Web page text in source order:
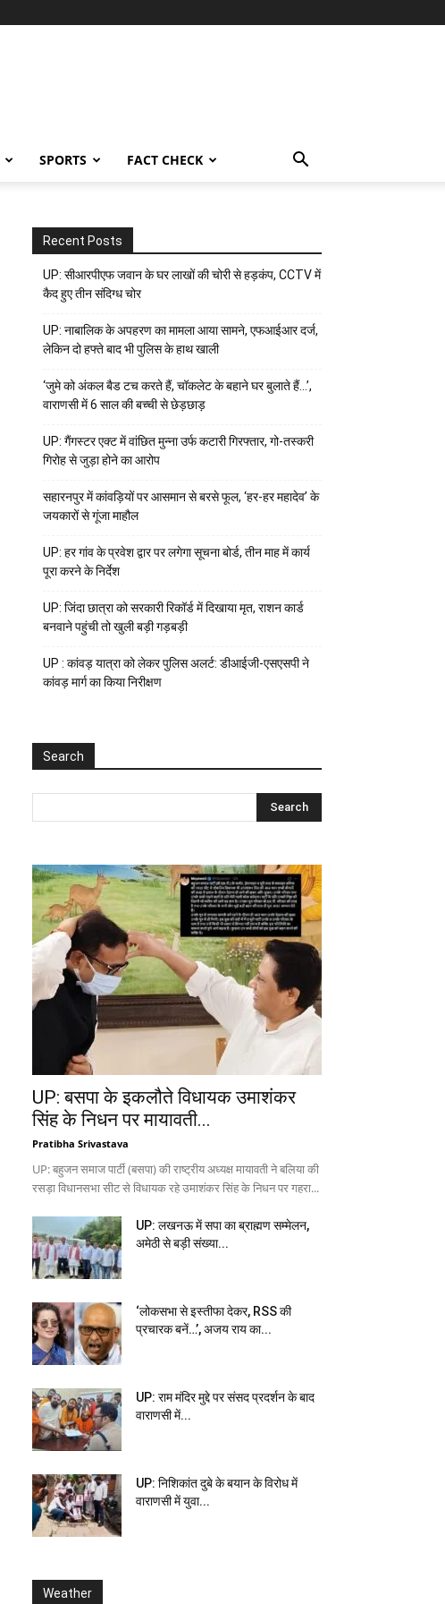
SPORTS FACT CHECK
Recent Posts
UP: सीआरपीएफ जवान के घर लाखों की चोरी से हड़कंप, CCTV में
कैद हुए तीन संदिग्ध चोर
UP: नाबालिक के अपहरण का मामला आया सामने, एफआईआर दर्ज,
लेकिन दो हफ्ते बाद भी पुलिस के हाथ खाली
‘जुमे को अंकल बैड टच करते हैं, चॉकलेट के बहाने घर बुलाते हैं…’,
वाराणसी में 6 साल की बच्ची से छेड़छाड़
UP: गैंगस्टर एक्ट में वांछित मुन्ना उर्फ कटारी गिरफ्तार, गो-तस्करी
गिरोह से जुड़ा होने का आरोप
सहारनपुर में कांवड़ियों पर आसमान से बरसे फूल, ‘हर-हर महादेव’ के
जयकारों से गूंजा माहौल
UP: हर गांव के प्रवेश द्वार पर लगेगा सूचना बोर्ड, तीन माह में कार्य
पूरा करने के निर्देश
UP: जिंदा छात्रा को सरकारी रिकॉर्ड में दिखाया मृत, राशन कार्ड
बनवाने पहुंची तो खुली बड़ी गड़बड़ी
UP : कांवड़ यात्रा को लेकर पुलिस अलर्ट: डीआईजी-एसएसपी ने
कांवड़ मार्ग का किया निरीक्षण
Search
UP: बसपा के इकलौते विधायक उमाशंकर
सिंह के निधन पर मायावती...
Pratibha Srivastava
UP: बहुजन समाज पार्टी (बसपा) की राष्ट्रीय अध्यक्ष मायावती ने बलिया की
रसड़ा विधानसभा सीट से विधायक रहे उमाशंकर सिंह के निधन पर गहरा...
UP: लखनऊ में सपा का ब्राह्मण सम्मेलन,
अमेठी से बड़ी संख्या...
‘लोकसभा से इस्तीफा देकर, RSS की
प्रचारक बनें…’, अजय राय का...
UP: राम मंदिर मुद्दे पर संसद प्रदर्शन के बाद
वाराणसी में...
UP: निशिकांत दुबे के बयान के विरोध में
वाराणसी में युवा...
Weather